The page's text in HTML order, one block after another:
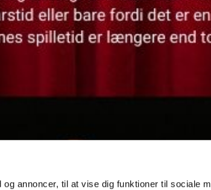
annoncer, til at vise dig funktioner til sociale